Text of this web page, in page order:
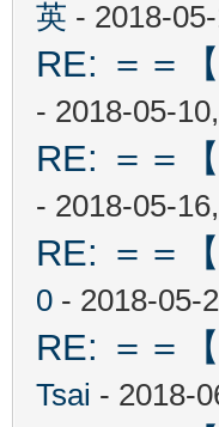
英 - 2018-
RE: ＝＝
- 2018-05-
RE: ＝＝
- 2018-05-
RE: ＝＝
0 - 2018-05-
RE: ＝＝
Tsai - 2018-